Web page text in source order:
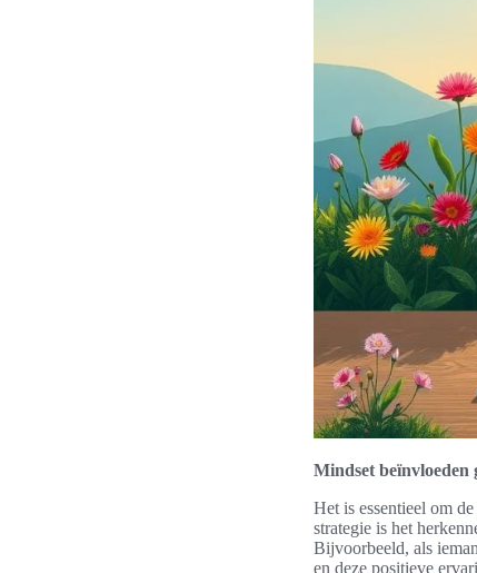
Mindset beïnvloeden
Het is essentieel om
strategie is het
Bijvoorbeeld, als
en deze positieve